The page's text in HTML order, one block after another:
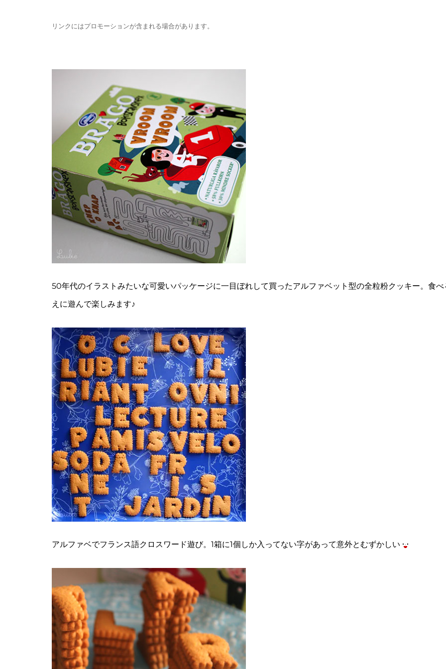
リンクにはプロモーションが含まれる場合があります。
50年代のイラストみたいな可愛いパッケージに一目ぼれして買ったアルファベット型の全粒粉クッキー。食べ
えに遊んで楽しみます♪
アルファベでフランス語クロスワード遊び。1箱に1個しか入ってない字があって意外とむずかしい